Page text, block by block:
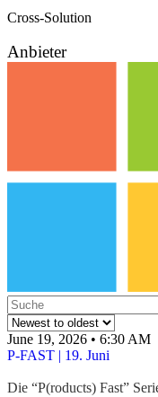
Cross-Solution
Anbieter
June 19, 2026 • 6:30 AM
P-FAST | 19. Juni
Die “P(roducts) Fast”